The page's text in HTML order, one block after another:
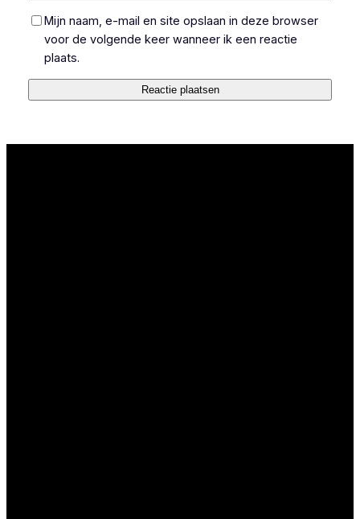
Mijn naam, e-mail en site opslaan in deze browser
voor de volgende keer wanneer ik een reactie
plaats.